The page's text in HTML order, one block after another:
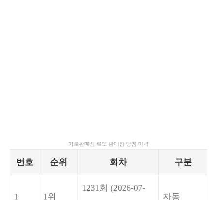
가로판매점 로또 판매점 당첨 이력
번호 순위 회차 구분
1 1위
1231회 (2026-07-
자동